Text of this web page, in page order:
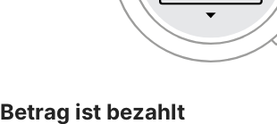
Betrag ist bezahlt